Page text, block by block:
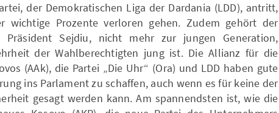
der Demokratischen Liga der Dardania (LDD), antritt,
wichtige Prozente verloren gehen. Zudem gehört der
Präsident Sejdiu, nicht mehr zur jungen Generation,
der Wahlberechtigten jung ist. Die Allianz für die
(AAk), die Partei „Die Uhr“ (Ora) und LDD haben gute
ins Parlament zu schaffen, auch wenn es für keine der
gesagt werden kann. Am spannendsten ist, wie die